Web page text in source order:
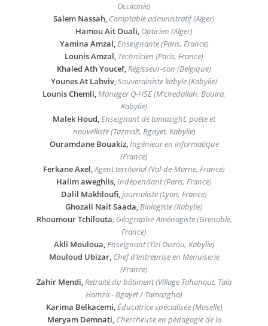
Occitanie)
Salem Nassah, Comptable administratif (Alger)
Hamou Ait Ouali, Opticien (Alger)
Yamina Amzal,Enseignante (Paris, France)
Lounis Amzal, Technicien (Paris, France)
Khaled Ath Youcef,Régisseur-son (Belgique)
Younes At Lahviv,Souverainiste kabyle (Kabylie)
Lounis Chemli,Manager Q-HSE (M’chedallah, Bouira,
Kabylie)
Malek Houd,Enseignant de tamazight, poète et
nouvelliste (Tazmalt, Bgayet, Kabylie)
Ouramdane Bouakiz,Ingénieur en informatique
(France)
Ferkane Axel,Agent territorial (Val-de-Marne, France)
Halim aweghlis,Indépendant (Paris, France)
Dalil Makhloufi,journaliste (Lyon, France)
Ghozali Nait Saada,Biologiste (Kabylie)
Rhoumour Tchilouta, Géographe-Aménagiste (Grenoble,
France)
Akli Mouloua,Enseignant (Tizi Ouzou, Kabylie)
Mouloud Ubizar, Chef d’entreprise en Menuiserie
(France)
Zahir Mendi,Retraité du bâtiment (Village Tahanout, Tala
Hamza - Bgayet / Tamazgha)
Karima Belkacemi,Éducatrice spécialisée (Moselle)
Meryam Demnati, Chercheuse en pédagogie de la